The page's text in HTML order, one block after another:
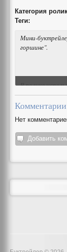
Категория
Теги:
Мини-
горшине".
В ролике
Нет
Добавить